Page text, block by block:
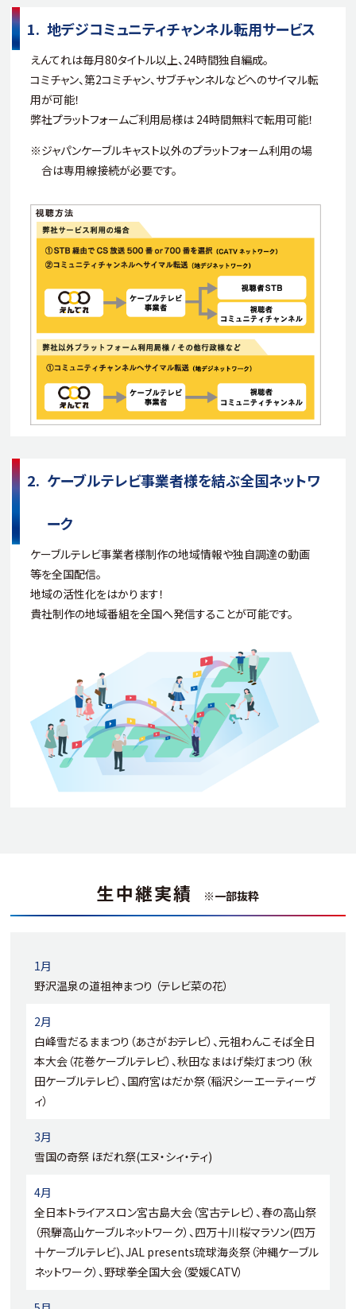
地デジコミュニティチャンネル転用サービス
えんてれは毎月80タイトル以上、24時間独自編成。
コミチャン、第2コミチャン、サブチャンネルなどへのサイマル転
用が可能！
弊社プラットフォームご利用局様は 24時間無料で転用可能！​
※ジャパンケーブルキャスト以外のプラットフォーム利用の場
合は専用線接続が必要です。
ケーブルテレビ事業者様を結ぶ全国ネットワ
ーク
ケーブルテレビ事業者様制作の地域情報や独自調達の動画
等を全国配信。
地域の活性化をはかります！
貴社制作の地域番組を全国へ発信することが可能です。
生中継実績 ※一部抜粋
1月
野沢温泉の道祖神まつり （テレビ菜の花）
2月
白峰雪だるままつり（あさがおテレビ）、元祖わんこそば全日
本大会（花巻ケーブルテレビ）、秋田なまはげ柴灯まつり（秋
田ケーブルテレビ）、国府宮はだか祭（稲沢シーエーティーヴ
ィ）
3月
雪国の奇祭 ほだれ祭(エヌ・シィ・ティ)
4月
全日本トライアスロン宮古島大会（宮古テレビ）、春の高山祭
（飛騨高山ケーブルネットワーク）、四万十川桜マラソン(四万
十ケーブルテレビ)、JAL presents琉球海炎祭（沖縄ケーブル
ネットワーク）、野球拳全国大会（愛媛CATV）